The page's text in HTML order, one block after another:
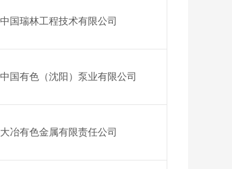
中国瑞林工程技术有限公司
中国有色（沈阳）泵业有限公司
大冶有色金属有限责任公司